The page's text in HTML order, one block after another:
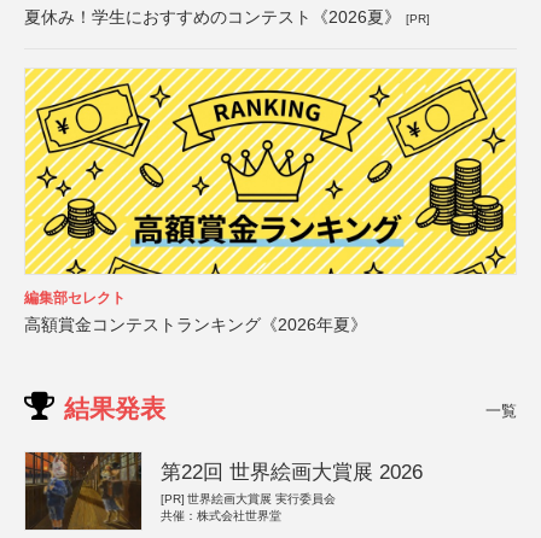
夏休み！学生におすすめのコンテスト《2026夏》 [PR]
編集部セレクト
高額賞金コンテストランキング《2026年夏》
結果発表 一覧
第22回 世界絵画大賞展 2026
[PR] 世界絵画大賞展 実行委員会
共催：株式会社世界堂